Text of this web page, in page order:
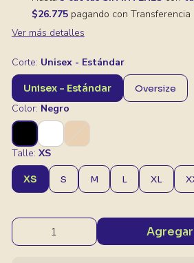
$26.775pagando con Transferencia
Ver más detalles
Corte: Unisex - Estándar
Unisex - Estándar Oversize
Color: Negro
Talle: XS
XS S M L XL